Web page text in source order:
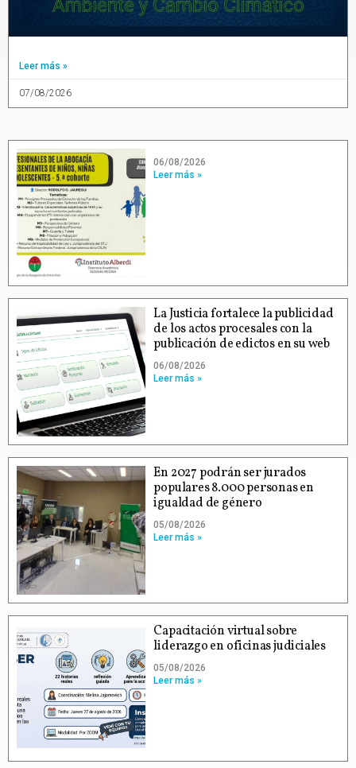
Leer más »
07/08/2026
06/08/2026
Leer más »
La Justicia fortalece la publicidad
de los actos procesales con la
publicación de edictos en su web
06/08/2026
Leer más »
En 2027 podrán ser jurados
populares 8.000 personas en
igualdad de género
05/08/2026
Leer más »
Capacitación virtual sobre
liderazgo en oficinas judiciales
05/08/2026
Leer más »